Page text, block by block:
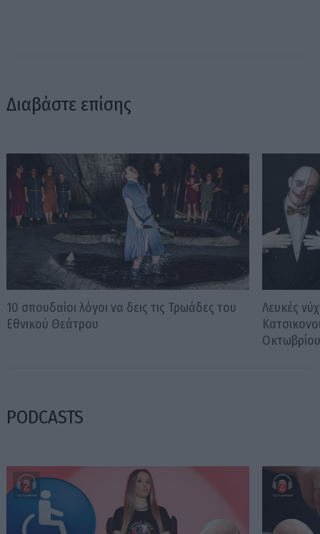
Διαβάστε επίσης
10 σπουδαίοι λόγοι να δεις τις Τρωάδες του
Εθνικού Θεάτρου
Λευκές
PODCASTS